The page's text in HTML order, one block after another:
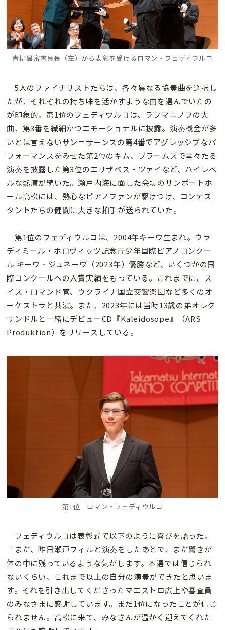
青柳晋審査員長（左）から表彰を受けるロマン・フェディウルコ
5人のファイナリストたちは、各々異なる協奏曲を選択し
たが、それぞれの持ち味を活かすような曲を選んでいたの
が印象的。第1位のフェディウルコは、ラフマニノフの大
曲、第3番を繊細かつエモーショナルに披露。演奏機会が多
いとは言えないサン＝サーンスの第4番でアグレッシブなパ
フォーマンスをみせた第2位のキム、ブラームスで堂々たる
演奏を披露した第3位のエリザベス・ツァイなど、ハイレベ
ルな熱演が続いた。瀬戸内海に面した会場のサンポートホ
ール高松には、熱心なピアノファンが駆けつけ、コンテス
タントたちの健闘に大きな拍手が送られていた。
第1位のフェディウルコは、2004年キーウ生まれ。ウラ
ディミール・ホロヴィッツ記念青少年国際ピアノコンクー
ル キーウ‐ジュネーヴ（2023年）優勝など、いくつかの国
際コンクールへの入賞実績をもっている。これまでに、ス
イス・ロマンド管、ウクライナ国立交響楽団など多くのオ
ーケストラと共演。また、2023年には当時13歳の弟オレク
サンドルと一緒にデビューCD『Kaleidosope』（ARS
Produktion）をリリースしている。
第1位 ロマン・フェディウルコ
フェディウルコは表彰式で以下のように喜びを語った。
「まだ、昨日瀬戸フィルと演奏をしたあとで、まだ驚きが
体の中に残っているような気がします。本選では信じられ
ないくらい、これまで以上の自分の演奏ができたと思いま
す。それを引き出してくださったマエストロ広上や審査員
のみなさまに感謝しています。まだ1位になったことが信じ
られません。高松に来て、みなさんが温かく迎えてくれた